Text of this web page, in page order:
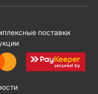
поставки